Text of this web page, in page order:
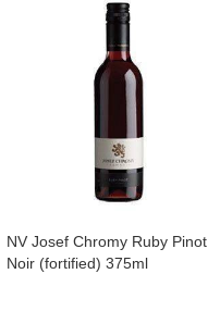
NV Josef Chromy Ruby Pinot
Noir (fortified) 375ml